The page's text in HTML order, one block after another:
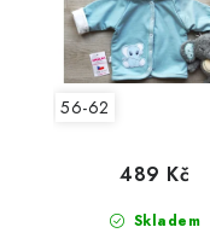
56-62
Skladem
489 Kč